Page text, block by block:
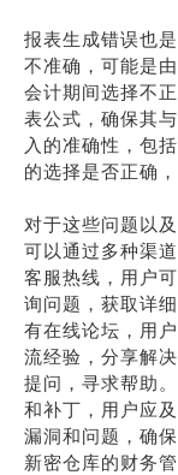
报表生成错误也
不准确，可能是
会计期间选择不
表公式，确保其
入的准确性，包
的选择是否正确
对于这些问题以
可以通过多种渠
客服热线，用户
询问题，获取详
有在线论坛，用
流经验，分享解
提问，寻求帮助
和补丁，用户应
漏洞和问题，确
新密仓库的财务